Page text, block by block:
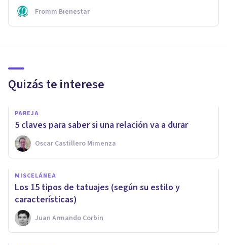
Fromm Bienestar
Quizás te interese
PAREJA
5 claves para saber si una relación va a durar
Oscar Castillero Mimenza
MISCELÁNEA
Los 15 tipos de tatuajes (según su estilo y
características)
Juan Armando Corbin